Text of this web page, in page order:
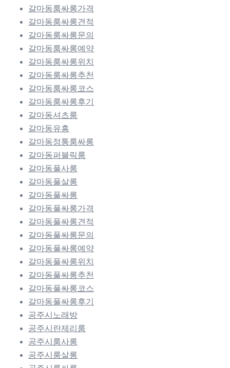
갈마동룸싸롱가격
갈마동룸싸롱견적
갈마동룸싸롱문의
갈마동룸싸롱예약
갈마동룸싸롱위치
갈마동룸싸롱추천
갈마동룸싸롱코스
갈마동룸싸롱후기
갈마동셔츠룸
갈마동유흥
갈마동정통룸싸롱
갈마동퍼블릭룸
갈마동풀사롱
갈마동풀살롱
갈마동풀싸롱
갈마동풀싸롱가격
갈마동풀싸롱견적
갈마동풀싸롱문의
갈마동풀싸롱예약
갈마동풀싸롱위치
갈마동풀싸롱추천
갈마동풀싸롱코스
갈마동풀싸롱후기
공주시노래방
공주시란제리룸
공주시룸사롱
공주시룸살롱